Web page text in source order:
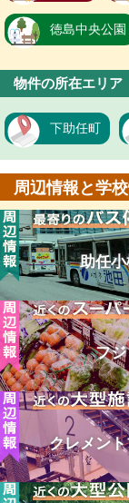
徳島中央公園
物件の所在エリア
下助任町
周辺情報と学
助任小
フジ
クレメン